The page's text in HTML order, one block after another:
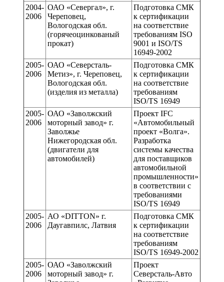
2004-
2006
ОАО «Севергал», г.
Череповец,
Вологодская обл.
(горячеоцинкованый
прокат)
Подготовка СМК
к сертификации
на соответствие
требованиям ISO
9001 и ISO/TS
16949-2002
2005-
2006
ОАО «Северсталь-
Метиз», г. Череповец,
Вологодская обл.
(изделия из металла)
Подготовка СМК
к сертификации
на соответствие
требованиям
ISO/TS 16949
2005-
2006
ОАО «Заволжский
моторный завод» г.
Заволжье
Нижегородская обл.
(двигатели для
автомобилей)
Проект IFC
«Автомобильный
проект «Волга».
Разработка
системы качества
для поставщиков
автомобильной
промышленности»
в соответствии с
требованиями
ISO/TS 16949
2005-
2006
АО «DITTON» г.
Даугавпилс, Латвия
Подготовка СМК
к сертификации
на соответствие
требованиям
ISO/TS 16949-2002
2005-
2006
ОАО «Заволжский
моторный завод» г.
Проект
Северсталь-Авто